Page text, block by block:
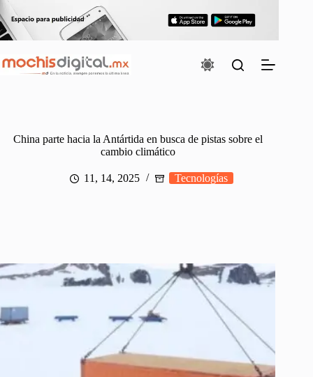
Saltar
al
contenido
China parte hacia la Antártida en busca de pistas sobre el
cambio climático
11, 14, 2025 Tecnologías